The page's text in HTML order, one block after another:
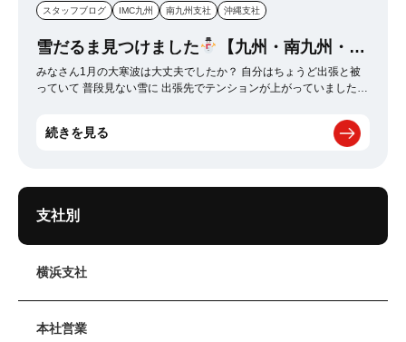
スタッフブログ IMC九州 南九州支社 沖縄支社
雪だるま見つけました
【九州・南九州・沖
縄支社】
みなさん1月の大寒波は大丈夫でしたか？ 自分はちょうど出張と被
っていて 普段見ない雪に 出張先でテンションが上がっていました！
まだまだ寒いですが2月も頑張りましょう～！
続きを見る
支社別
横浜支社
本社営業